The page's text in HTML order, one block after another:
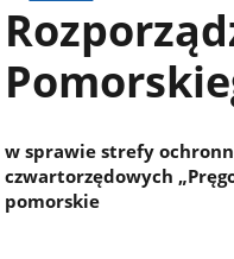
w sprawie strefy
czwartorzędowych
pomorskie